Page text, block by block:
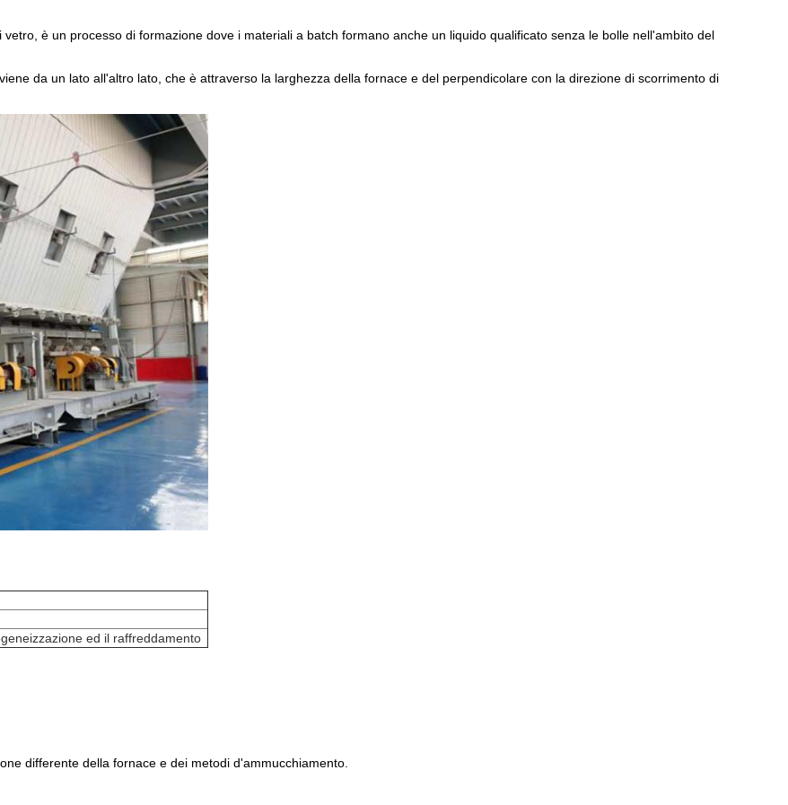
è un processo di formazione dove i materiali a batch formano anche un liquido qualificato senza le bolle nell'ambito del
da un lato all'altro lato, che è attraverso la larghezza della fornace e del perpendicolare con la direzione di scorrimento di
ed il raffreddamento
differente della fornace e dei metodi d'ammucchiamento.